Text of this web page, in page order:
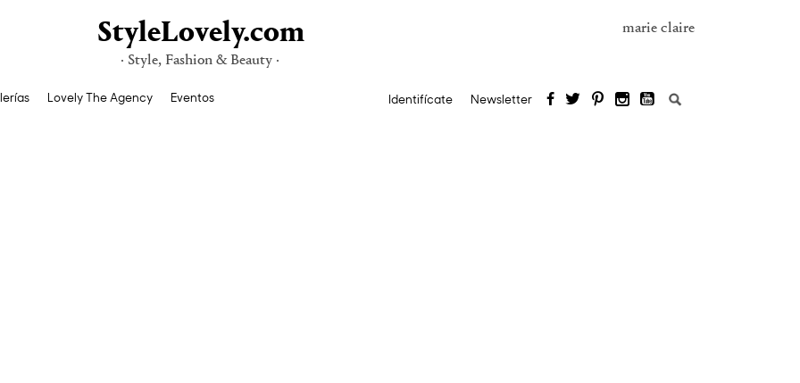
StyleLovely.com
· Style, Fashion & Beauty ·
marie claire
Lovely The Agency Eventos Identifícate Newsletter Buscar: